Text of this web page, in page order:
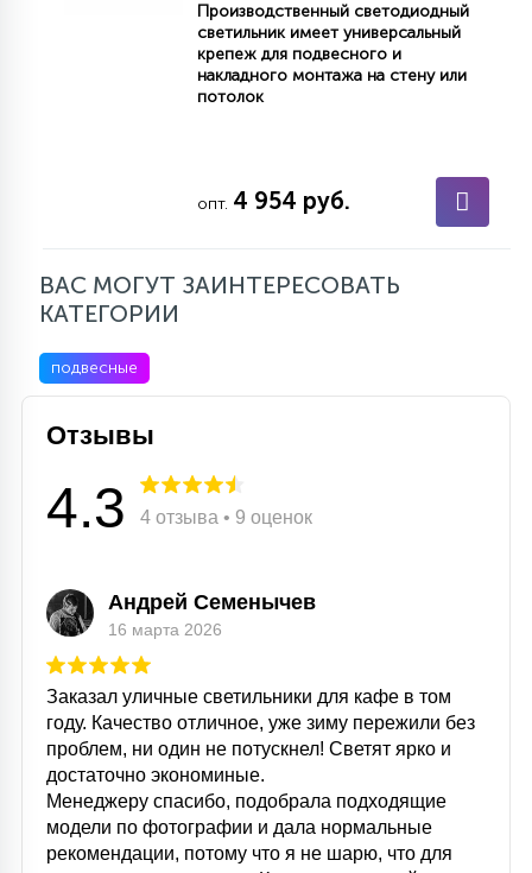
Производственный светодиодный
светильник имеет универсальный
крепеж для подвесного и
накладного монтажа на стену или
потолок
опт. 4 954 руб.
ВАС МОГУТ ЗАИНТЕРЕСОВАТЬ
КАТЕГОРИИ
подвесные
Отзывы
4.3 4 отзыва • 9 оценок
Андрей Семенычев
16 марта 2026
Заказал уличные светильники для кафе в том
году. Качество отличное, уже зиму пережили без
проблем, ни один не потускнел! Светят ярко и
достаточно экономиные.
Менеджеру спасибо, подобрала подходящие
модели по фотографии и дала нормальные
рекомендации, потому что я не шарю, что для